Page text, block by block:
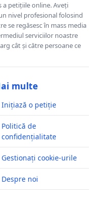
a petițiile online. Aveți
nivel profesional folosind
se regăsesc în mass media
serviciilor noastre
cât și către persoane ce
multe
Inițiază o petiție
Politică de
confidențialitate
Gestionați cookie-urile
Despre noi